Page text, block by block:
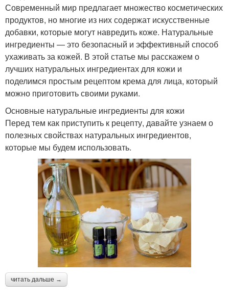
Современный мир предлагает множество косметических
продуктов, но многие из них содержат искусственные
добавки, которые могут навредить коже. Натуральные
ингредиенты — это безопасный и эффективный способ
ухаживать за кожей. В этой статье мы расскажем о
лучших натуральных ингредиентах для кожи и
поделимся простым рецептом крема для лица, который
можно приготовить своими руками.
Основные натуральные ингредиенты для кожи
Перед тем как приступить к рецепту, давайте узнаем о
полезных свойствах натуральных ингредиентов,
которые мы будем использовать.
читать дальше →